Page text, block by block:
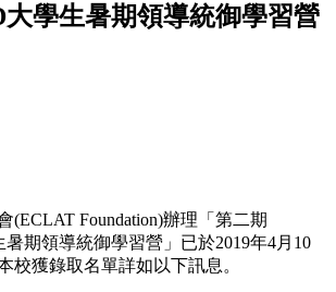
學生暑期領導統御學習營
(ECLAT Foundation)辦理「第二期
期領導統御學習營」已於2019年4月10
校獲錄取名單詳如以下訊息。